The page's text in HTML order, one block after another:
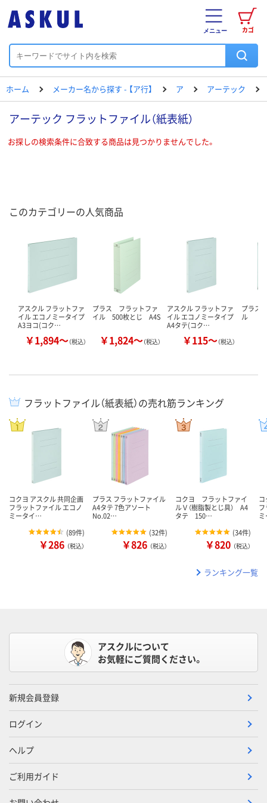
カゴ
メニュー
ホーム メーカー名から探す - 【ア行】 ア アーテック
アーテック フラットファイル（紙表紙）
お探しの検索条件に合致する商品は見つかりませんでした。
このカテゴリーの人気商品
アスクル フラットファ
イル エコノミータイプ
A3ヨコ(コク…
￥1,894～（税込）
プラス フラットファ
イル 500枚とじ A4S
￥1,824～（税込）
アスクル フラットファ
イル エコノミータイプ
A4タテ(コク…
￥115～（税込）
プラス
ル
フラットファイル（紙表紙）の売れ筋ランキング
コクヨ アスクル 共同企画
フラットファイル エコノ
ミータイ…
(89件)
￥286 （税込）
プラス フラットファイル
A4タテ 7色アソート
No.02…
(32件)
￥826 （税込）
コクヨ フラットファイ
ルＶ（樹脂製とじ具） A4
タテ 150…
(34件)
￥820 （税込）
ランキング一覧
アスクルについて
お気軽にご質問ください。
新規会員登録
ログイン
ヘルプ
ご利用ガイド